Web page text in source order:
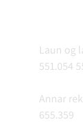
Laun og
551.054
Annar
655.359